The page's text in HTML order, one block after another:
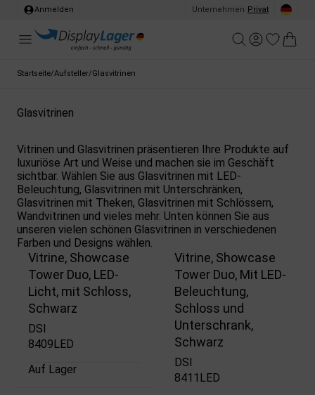
Anmelden Unternehmen Privat
Startseite/Aufsteller/Glasvitrinen
Glasvitrinen
Vitrinen und Glasvitrinen präsentieren Ihre Produkte auf
luxuriöse Art und Weise und machen sie im Geschäft
sichtbar. Wählen Sie aus Glasvitrinen mit LED-
Beleuchtung, Glasvitrinen mit Unterschränken,
Glasvitrinen mit Theken, Glasvitrinen mit Schlössern,
Wandvitrinen und vieles mehr. Unten können Sie aus
unseren vielen schönen Glasvitrinen in verschiedenen
Farben und Designs wählen.
Vitrine, Showcase
Tower Duo, LED-
Licht, mit Schloss,
Schwarz
DSI
8409LED
Auf Lager
Vitrine, Showcase
Tower Duo, Mit LED-
Beleuchtung,
Schloss und
Unterschrank,
Schwarz
DSI
8411LED